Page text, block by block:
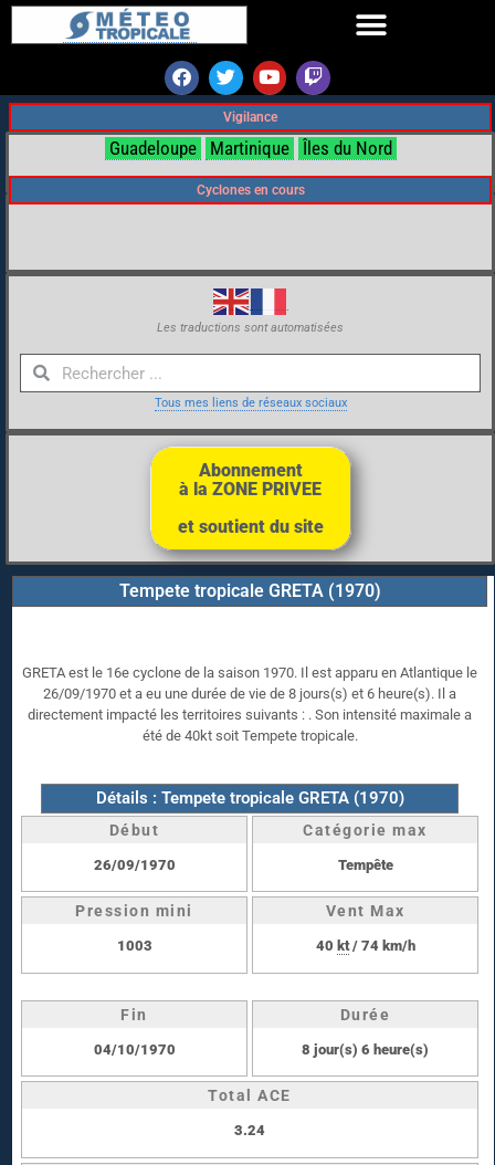
Vigilance
Guadeloupe Martinique Îles du Nord
Cyclones en cours
Les traductions sont automatisées
Tous mes liens de réseaux sociaux
Abonnement
à la ZONE PRIVEE
et soutient du site
Tempete tropicale GRETA (1970)
GRETA est le 16e cyclone de la saison 1970. Il est apparu en Atlantique le
26/09/1970 et a eu une durée de vie de 8 jours(s) et 6 heure(s). Il a
directement impacté les territoires suivants : . Son intensité maximale a
été de 40kt soit Tempete tropicale.
Détails : Tempete tropicale GRETA (1970)
Début
26/09/1970
Catégorie max
Tempête
Pression mini
1003
Vent Max
40 kt/ 74 km/h
Fin
04/10/1970
Durée
8 jour(s) 6 heure(s)
Total ACE
3.24